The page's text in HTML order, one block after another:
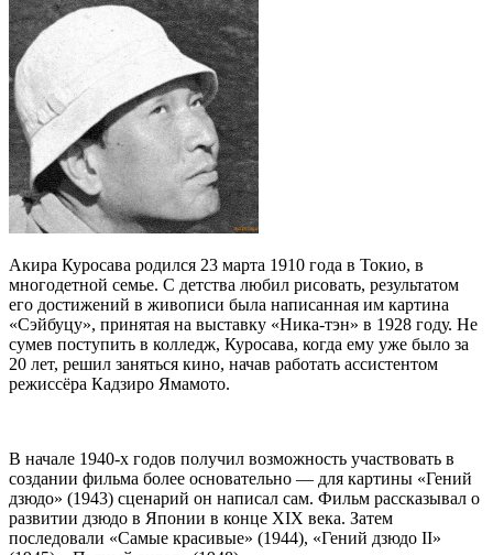
Акира Куросава родился 23 марта 1910 года в Токио, в
многодетной семье. С детства любил рисовать, результатом
его достижений в живописи была написанная им картина
«Сэйбуцу», принятая на выставку «Ника-тэн» в 1928 году. Не
сумев поступить в колледж, Куросава, когда ему уже было за
20 лет, решил заняться кино, начав работать ассистентом
режиссёра Кадзиро Ямамото.
В начале 1940-х годов получил возможность участвовать в
создании фильма более основательно — для картины «Гений
дзюдо» (1943) сценарий он написал сам. Фильм рассказывал о
развитии дзюдо в Японии в конце XIX века. Затем
последовали «Самые красивые» (1944), «Гений дзюдо II»